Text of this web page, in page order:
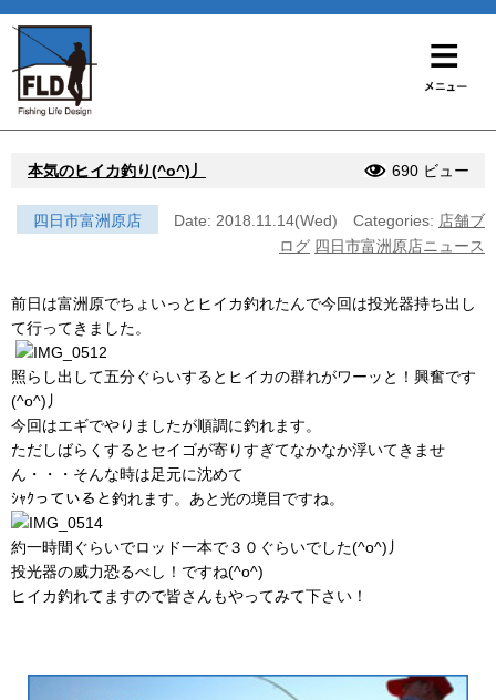
本気のヒイカ釣り(^o^)丿 690 ビュー
四日市富洲原店 Date: 2018.11.14(Wed) Categories: 店舗ブ
ログ 四日市富洲原店ニュース
前日は富洲原でちょいっとヒイカ釣れたんで今回は投光器持ち出し
て行ってきました。
照らし出して五分ぐらいするとヒイカの群れがワーッと！興奮です
(^o^)丿
今回はエギでやりましたが順調に釣れます。
ただしばらくするとセイゴが寄りすぎてなかなか浮いてきませ
ん・・・そんな時は足元に沈めて
ｼｬｸっていると釣れます。あと光の境目ですね。
約一時間ぐらいでロッド一本で３０ぐらいでした(^o^)丿
投光器の威力恐るべし！ですね(^o^)
ヒイカ釣れてますので皆さんもやってみて下さい！